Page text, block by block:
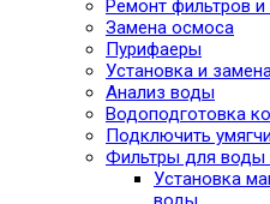
Ремонт фильтров и
Замена осмоса
Пурифаеры
Установка и
Анализ воды
Водоподготовка
Подключить
Фильтры для воды
Установка